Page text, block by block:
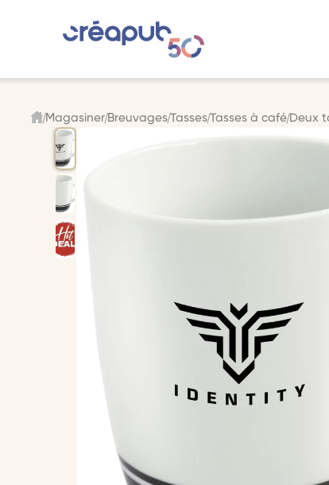
Magasiner Breuvages Tasses Tasses à café Deux